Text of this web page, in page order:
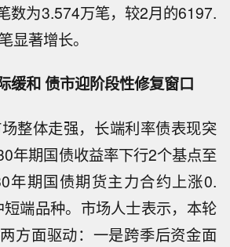
数为3.574万笔，较2月的6197.
显著增长。
缓和 债市迎阶段性修复窗口
整体走强，长端利率债表现突
年期国债收益率下行2个基点至
年期国债期货主力合约上涨0.
端品种。市场人士表示，本轮
方面驱动：一是跨季后资金面